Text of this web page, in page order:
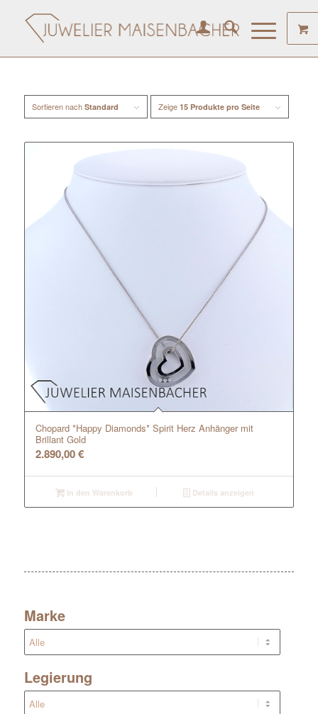
Sortieren nach Standard Zeige 15 Produkte pro Seite
Chopard *Happy Diamonds* Spirit Herz Anhänger mit
Brillant Gold
2.890,00€
In den Warenkorb Details anzeigen
Marke
Legierung